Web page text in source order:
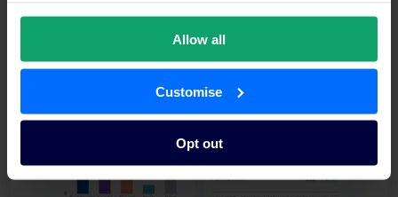
Allow all
Customise
Opt out